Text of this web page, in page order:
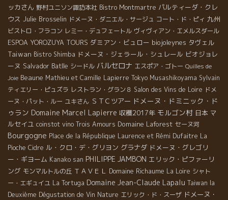
ッカさん 野村ユニソン諏訪本社 Bistro Montmartre パルティーダ・クレ
ウス Julie Brosselin ドメーヌ・ダニエル・サージュ コート・ド・ピィ 九州
ビストロ・フラコン レミー・デュフェートル ヴィヴィアン・エメルスダール
ESPOA YOROZUYA TOURS ダミアン・ビュロー biojoleynes タヴェル
Taiwan Bistro Shimba ドメーヌ・ジェラール・シュレール ビオジョレ
ーヌ Salvador Batlle シードル バルセロナ エスポア・ゴトー Quilles de
Joie Beaune Mathieu et Camille Lapierre Tokyo Musashikoyama Sylvain
ティエリー・ピュズラ レストラン・グラン８ Salon des Vins de Loire ドメ
ーヌ・パット・ルー ユキさん ＳＴＣツアー ドメーヌ・ドミニック・ド
ゥラン Domaine Marcel Lapierre 収穫2017年 モルゴン村 日本 マ
ルセイユ coinstot vino Trois Amours Domaine Laforest セーヌ河
Bourgogne Place de la République Laurence et Rémi Dufaitre La
Pioche Cidre ル・クロ・デ・グリヨン グラナダ ドメーヌ・グレゴリ
ー・ギヨーム Kanako san PHILIPPE JAMBON エリック・ピファーリ
ング モンマルトルの丘 ＴＡＶＥＬ Domaine Richaume La Loire シャト
ー・エギュイユ La Tortuga Domaine Jean-Claude Lapalu Taiwan la
Deuxième Dégustation de Vin Nature エリック・ド・スーザ ドメーヌ・